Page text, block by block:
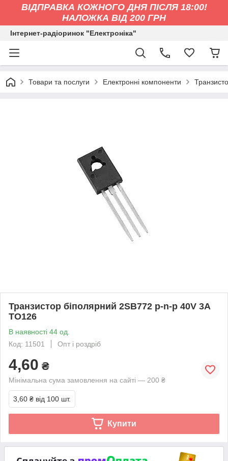
ВІДПРАВКА КОЖНОГО ДНЯ ПІСЛЯ 18:00!
НАЛОЖКА ВІД 200 ГРН
Інтернет-радіоринок "Електроніка"
Товари та послуги Електронні компоненти
Транзистор біполярний 2SB772 p-n-p 40V 3A
TO126
В наявності 44 од.
Код: 11501
Опт і роздріб
4,60 ₴
Мінімальна сума замовлення на сайті — 200 ₴
3,60 ₴ від 100 шт.
Купити